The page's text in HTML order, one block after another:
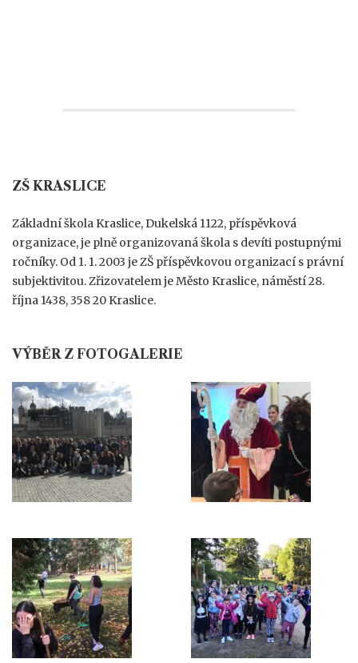
ZŠ KRASLICE
Základní škola Kraslice, Dukelská 1122, příspěvková
organizace, je plně organizovaná škola s devíti postupnými
ročníky. Od 1. 1. 2003 je ZŠ příspěvkovou organizací s právní
subjektivitou. Zřizovatelem je Město Kraslice, náměstí 28.
října 1438, 358 20 Kraslice.
VÝBĚR Z FOTOGALERIE